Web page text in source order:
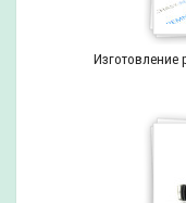
Изготовление